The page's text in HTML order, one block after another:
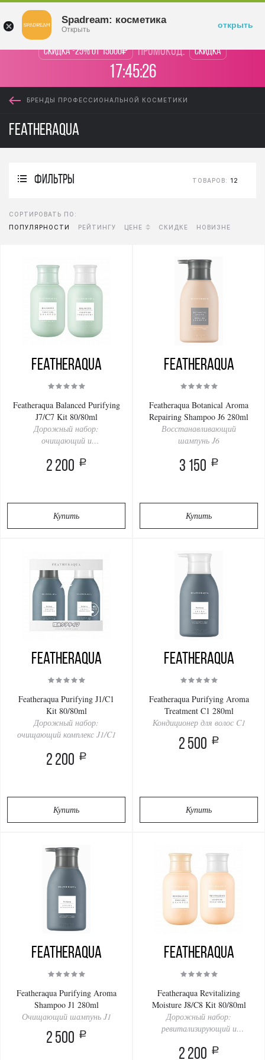
Скидка -25% от 15000₽ промокод: Скидка
17:45:26
БРЕНДЫ ПРОФЕССИОНАЛЬНОЙ КОСМЕТИКИ
Featheraqua
фильтры ТОВАРОВ: 12
СОРТИРОВАТЬ ПО:
ПОПУЛЯРНОСТИ
РЕЙТИНГУ ЦЕНЕ СКИДКЕ НОВИЗНЕ
Featheraqua
Featheraqua Balanced Purifying
J7/C7 Kit 80/80ml
Дорожный набор:
очищающий и
J7/C7
2 200 a
Купить
Featheraqua
Featheraqua Botanical Aroma
Repairing Shampoo J6 280ml
Восстанавливающий
шампунь J6
3 150 a
Купить
Featheraqua
Featheraqua Purifying J1/C1
Kit 80/80ml
Дорожный набор:
очищающий комплекс J1/C1
2 200 a
Купить
Featheraqua
Featheraqua Purifying Aroma
Treatment C1 280ml
Кондиционер для волос C1
2 500 a
Купить
Featheraqua
Featheraqua Purifying Aroma
Shampoo J1 280ml
Очищающий шампунь J1
2 500 a
Featheraqua
Featheraqua Revitalizing
Moisture J8/C8 Kit 80/80ml
Дорожный набор:
ревитализирующий и
2 200 a
Spadream: косметика
Открыть открыть